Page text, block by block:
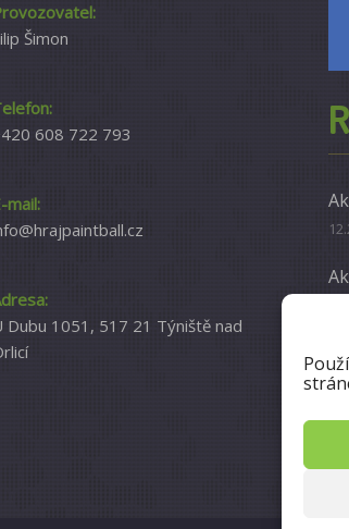
Šimon
608 722 793
mail:
Dubu 1051, 517 21 Týniště nad